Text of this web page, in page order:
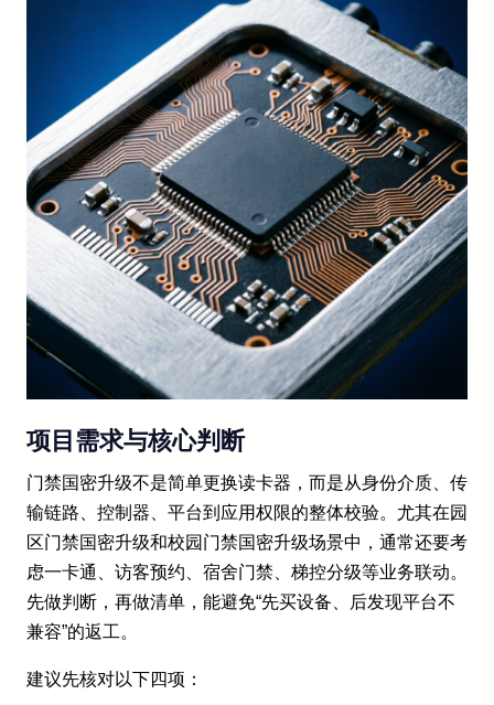
项目需求与核心判断
门禁国密升级不是简单更换读卡器，而是从身份介质、传
输链路、控制器、平台到应用权限的整体校验。尤其在园
区门禁国密升级和校园门禁国密升级场景中，通常还要考
虑一卡通、访客预约、宿舍门禁、梯控分级等业务联动。
先做判断，再做清单，能避免“先买设备、后发现平台不
兼容”的返工。
建议先核对以下四项：